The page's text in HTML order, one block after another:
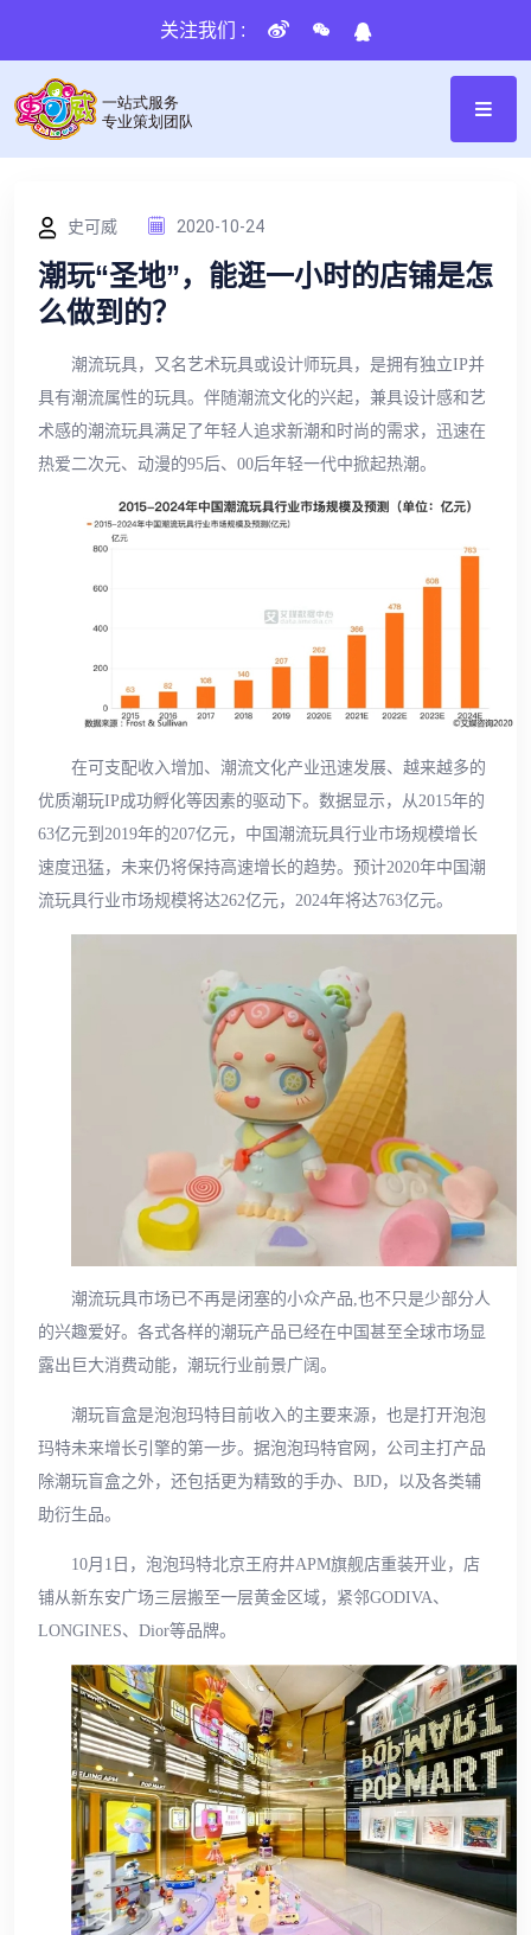
关注我们 :
史可威 2020-10-24
潮玩“圣地”，能逛一小时的店铺是怎
么做到的？
潮流玩具，又名艺术玩具或设计师玩具，是拥有独立IP并
具有潮流属性的玩具。伴随潮流文化的兴起，兼具设计感和艺
术感的潮流玩具满足了年轻人追求新潮和时尚的需求，迅速在
热爱二次元、动漫的95后、00后年轻一代中掀起热潮。
在可支配收入增加、潮流文化产业迅速发展、越来越多的
优质潮玩IP成功孵化等因素的驱动下。数据显示，从2015年的
63亿元到2019年的207亿元，中国潮流玩具行业市场规模增长
速度迅猛，未来仍将保持高速增长的趋势。预计2020年中国潮
流玩具行业市场规模将达262亿元，2024年将达763亿元。
潮流玩具市场已不再是闭塞的小众产品,也不只是少部分人
的兴趣爱好。各式各样的潮玩产品已经在中国甚至全球市场显
露出巨大消费动能，潮玩行业前景广阔。
潮玩盲盒是泡泡玛特目前收入的主要来源，也是打开泡泡
玛特未来增长引擎的第一步。据泡泡玛特官网，公司主打产品
除潮玩盲盒之外，还包括更为精致的手办、BJD，以及各类辅
助衍生品。
10月1日，泡泡玛特北京王府井APM旗舰店重装开业，店
铺从新东安广场三层搬至一层黄金区域，紧邻GODIVA、
LONGINES、Dior等品牌。